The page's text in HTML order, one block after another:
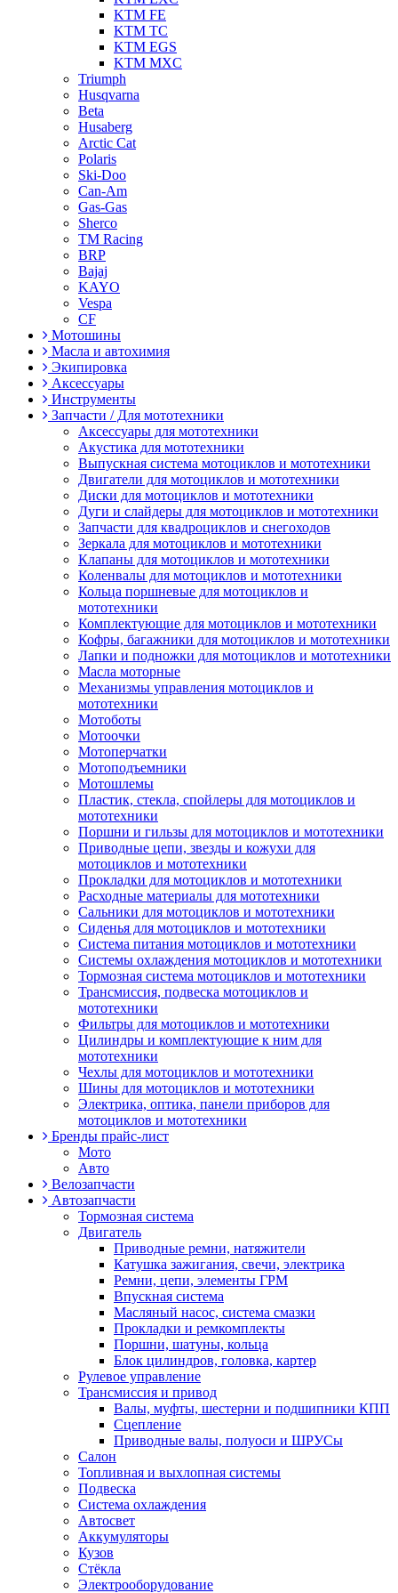
KTM FE
KTM TC
KTM EGS
KTM MXC
Triumph
Husqvarna
Beta
Husaberg
Arctic Cat
Polaris
Ski-Doo
Can-Am
Gas-Gas
Sherco
TM Racing
BRP
Bajaj
KAYO
Vespa
CF
Мотошины
Масла и автохимия
Экипировка
Аксессуары
Инструменты
Запчасти / Для мототехники
Аксессуары для мототехники
Акустика для мототехники
Выпускная система мотоциклов и мототехники
Двигатели для мотоциклов и мототехники
Диски для мотоциклов и мототехники
Дуги и слайдеры для мотоциклов и мототехники
Запчасти для квадроциклов и снегоходов
Зеркала для мотоциклов и мототехники
Клапаны для мотоциклов и мототехники
Коленвалы для мотоциклов и мототехники
Кольца поршневые для мотоциклов и
мототехники
Комплектующие для мотоциклов и мототехники
Кофры, багажники для мотоциклов и мототехники
Лапки и подножки для мотоциклов и мототехники
Масла моторные
Механизмы управления мотоциклов и
мототехники
Мотоботы
Мотоочки
Мотоперчатки
Мотоподъемники
Мотошлемы
Пластик, стекла, спойлеры для мотоциклов и
мототехники
Поршни и гильзы для мотоциклов и мототехники
Приводные цепи, звезды и кожухи для
мотоциклов и мототехники
Прокладки для мотоциклов и мототехники
Расходные материалы для мототехники
Сальники для мотоциклов и мототехники
Сиденья для мотоциклов и мототехники
Система питания мотоциклов и мототехники
Системы охлаждения мотоциклов и мототехники
Тормозная система мотоциклов и мототехники
Трансмиссия, подвеска мотоциклов и
мототехники
Фильтры для мотоциклов и мототехники
Цилиндры и комплектующие к ним для
мототехники
Чехлы для мотоциклов и мототехники
Шины для мотоциклов и мототехники
Электрика, оптика, панели приборов для
мотоциклов и мототехники
Бренды прайс-лист
Мото
Авто
Велозапчасти
Автозапчасти
Тормозная система
Двигатель
Приводные ремни, натяжители
Катушка зажигания, свечи, электрика
Ремни, цепи, элементы ГРМ
Впускная система
Масляный насос, система смазки
Прокладки и ремкомплекты
Поршни, шатуны, кольца
Блок цилиндров, головка, картер
Рулевое управление
Трансмиссия и привод
Валы, муфты, шестерни и подшипники КПП
Сцепление
Приводные валы, полуоси и ШРУСы
Салон
Топливная и выхлопная системы
Подвеска
Система охлаждения
Автосвет
Аккумуляторы
Кузов
Стёкла
Электрооборудование